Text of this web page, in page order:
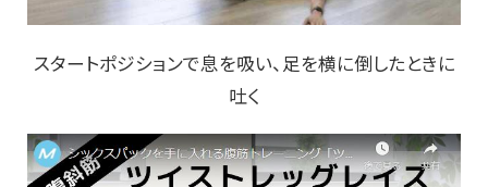
スタートポジションで息を吸い、足を横に倒したときに
吐く